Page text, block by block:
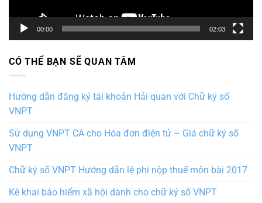
00:00 02:03
CÓ THỂ BẠN SẼ QUAN TÂM
Hướng dẫn đăng ký tài khoản Hải quan với Chữ ký số
VNPT
Sử dụng VNPT CA cho Hóa đơn điện tử – Giá chữ ký số
VNPT
Chữ ký số VNPT Hướng dẫn lệ phí nộp thuế môn bài 2017
Kê khai bảo hiểm xã hội dành cho chữ ký số VNPT